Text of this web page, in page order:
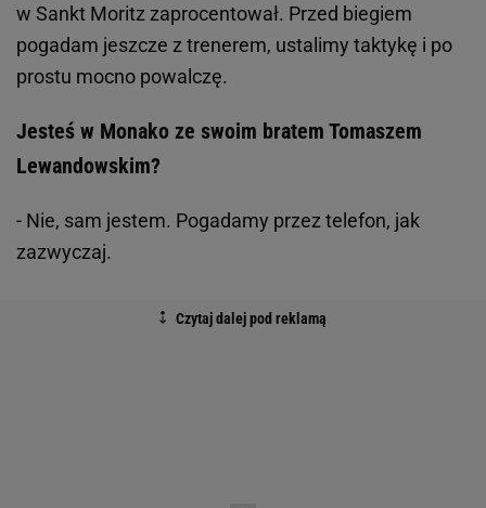
w Sankt Moritz zaprocentował. Przed biegiem
pogadam jeszcze z trenerem, ustalimy taktykę i po
prostu mocno powalczę.
Jesteś w Monako ze swoim bratem Tomaszem
Lewandowskim?
- Nie, sam jestem. Pogadamy przez telefon, jak
zazwyczaj.